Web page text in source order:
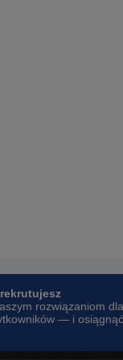
rozwiązaniom dla
— i osiągnąć